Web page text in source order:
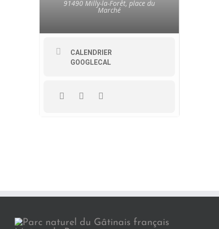
91490 Milly-la-Forêt, place du
Marché
CALENDRIER
GOOGLECAL